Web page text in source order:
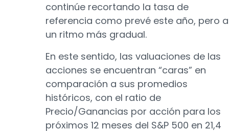
continúe recortando la tasa de
referencia como prevé este año, pero a
un ritmo más gradual.
En este sentido, las valuaciones de las
acciones se encuentran “caras” en
comparación a sus promedios
históricos, con el ratio de
Precio/Ganancias por acción para los
próximos 12 meses del S&P 500 en 21,4